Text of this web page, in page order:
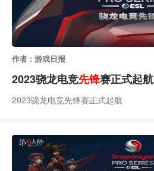
作者 : 游戏日报
2023骁龙电竞先锋赛正式起航
2023骁龙电竞先锋赛正式起航